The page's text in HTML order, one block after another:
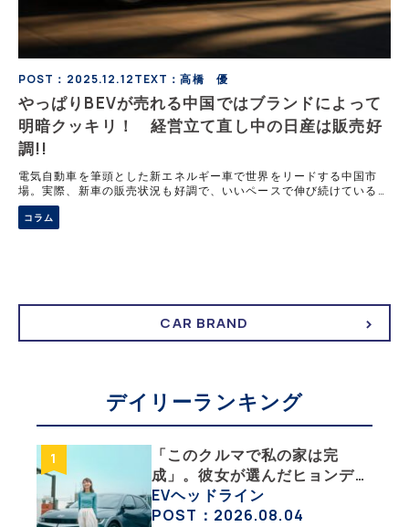
POST：2025.12.12TEXT：高橋 優
やっぱりBEVが売れる中国ではブランドによって
明暗クッキリ！ 経営立て直し中の日産は販売好
調!!
電気自動車を筆頭とした新エネルギー車で世界をリードする中国市
場。実際、新車の販売状況も好調で、いいペースで伸び続けているの
だが、その中身を詳しく見てみると、日系ブランドやそのほかの海外
ブランドは苦戦を強いられているようにも見える。最新の中国市場を
分析する。
コラム
CAR BRAND
デイリーランキング
「このクルマで私の家は完
成」。彼女が選んだヒョンデ
「IONIQ 5」の「エネルギーハ
ック」な生活【ななみんEVレ
EVヘッドライン
POST：2026.08.04